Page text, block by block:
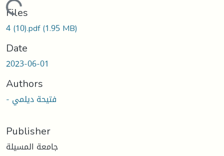
Loading...
Files
4 (10).pdf(1.95 MB)
Date
2023-06-01
Authors
- فتيحة ديلمي
Publisher
جامعة المسيلة